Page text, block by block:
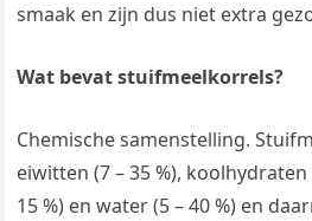
smaak en zijn dus niet extra
Wat bevat stuifmeelkorrels?
Chemische samenstelling.
eiwitten (7 – 35 %), koolhydraten
15 %) en water (5 – 40 %) en